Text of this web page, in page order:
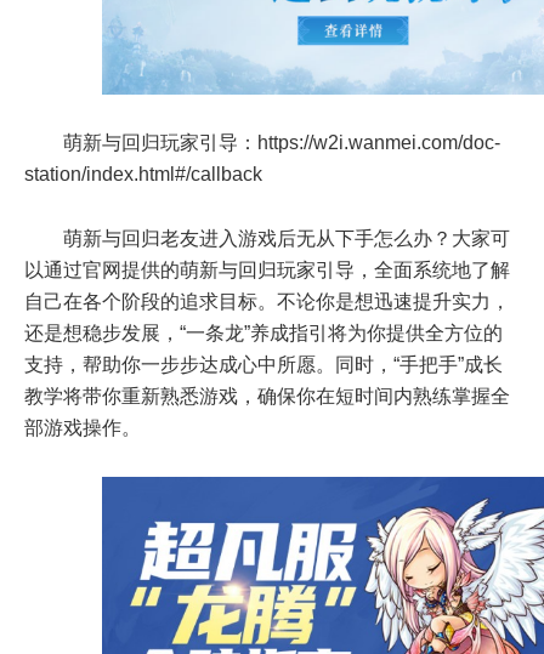
萌新与回归玩家引导：https://w2i.wanmei.com/doc-
station/index.html#/callback
萌新与回归老友进入游戏后无从下手怎么办？大家可
以通过官网提供的萌新与回归玩家引导，全面系统地了解
自己在各个阶段的追求目标。不论你是想迅速提升实力，
还是想稳步发展，“一条龙”养成指引将为你提供全方位的
支持，帮助你一步步达成心中所愿。同时，“手把手”成长
教学将带你重新熟悉游戏，确保你在短时间内熟练掌握全
部游戏操作。